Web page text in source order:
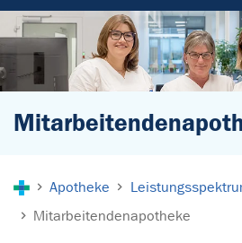
Apotheke
Mitarbeitendenapotheke